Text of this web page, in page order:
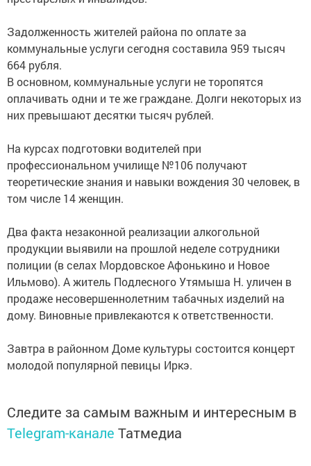
Задолженность жителей района по оплате за
коммунальные услуги сегодня составила 959 тысяч
664 рубля.
В основном, коммунальные услуги не торопятся
оплачивать одни и те же граждане. Долги некоторых из
них превышают десятки тысяч рублей.
На курсах подготовки водителей при
профессиональном училище №106 получают
теоретические знания и навыки вождения 30 человек, в
том числе 14 женщин.
Два факта незаконной реализации алкогольной
продукции выявили на прошлой неделе сотрудники
полиции (в селах Мордовское Афонькино и Новое
Ильмово). А житель Подлесного Утямыша Н. уличен в
продаже несовершеннолетним табачных изделий на
дому. Виновные привлекаются к ответственности.
Завтра в районном Доме культуры состоится концерт
молодой популярной певицы Иркэ.
Следите за самым важным и интересным в
Telegram-канале Татмедиа